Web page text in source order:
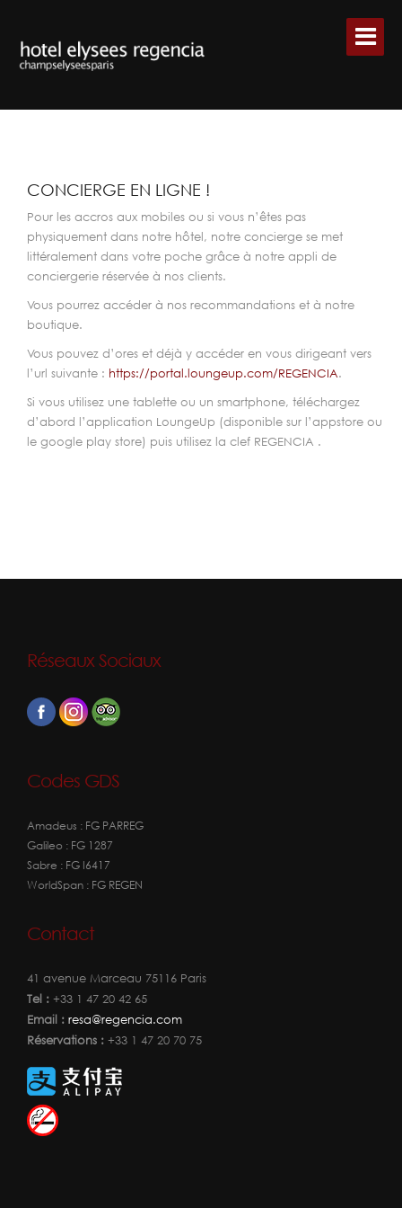
CONCIERGE EN LIGNE !
Pour les accros aux mobiles ou si vous n’êtes pas
physiquement dans notre hôtel, notre concierge se met
littéralement dans votre poche grâce à notre appli de
conciergerie réservée à nos clients.
Vous pourrez accéder à nos recommandations et à notre
boutique.
Vous pouvez d’ores et déjà y accéder en vous dirigeant vers
l’url suivante : https://portal.loungeup.com/REGENCIA.
Si vous utilisez une tablette ou un smartphone, téléchargez
d’abord l’application LoungeUp (disponible sur l’appstore ou
le google play store) puis utilisez la clef REGENCIA .
Réseaux Sociaux
Codes GDS
Amadeus : FG PARREG
Galileo : FG 1287
Sabre : FG I6417
WorldSpan : FG REGEN
Contact
41 avenue Marceau 75116 Paris
Tel : +33 1 47 20 42 65
Email : resa@regencia.com
Réservations : +33 1 47 20 70 75